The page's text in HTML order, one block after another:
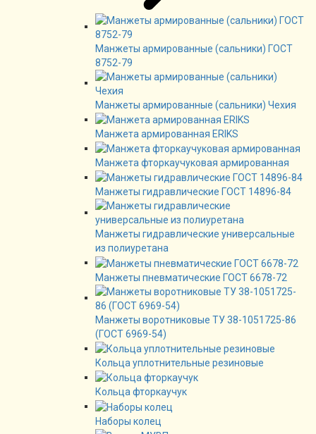
Манжеты армированные (сальники) ГОСТ
8752-79
Манжеты армированные (сальники) Чехия
Манжета армированная ERIKS
Манжета фторкаучуковая армированная
Манжеты гидравлические ГОСТ 14896-84
Манжеты гидравлические универсальные
из полиуретана
Манжеты пневматические ГОСТ 6678-72
Манжеты воротниковые ТУ 38-1051725-86
(ГОСТ 6969-54)
Кольца уплотнительные резиновые
Кольца фторкаучук
Наборы колец